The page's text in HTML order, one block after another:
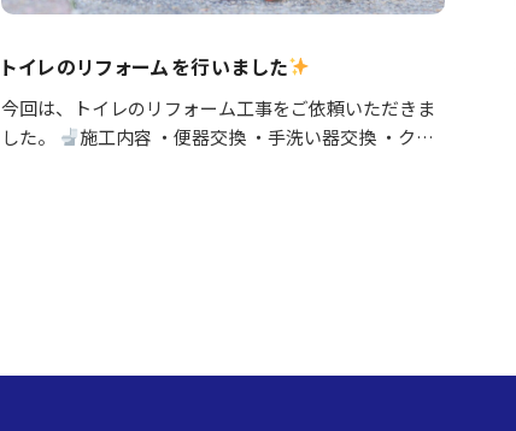
トイレのリフォームを行いました
今回は、トイレのリフォーム工事をご依頼いただきま
した。
施工内容 ・便器交換 ・手洗い器交換 ・クロ